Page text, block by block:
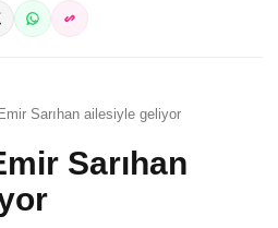
Sarıhan ailesiyle geliyor
Sarıhan